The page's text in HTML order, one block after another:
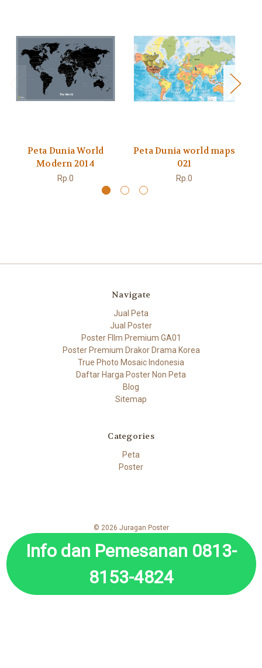
Peta Dunia World
Modern 2014
Rp.0
Peta Dunia world maps
021
Rp.0
Navigate
Jual Peta
Jual Poster
Poster FIlm Premium GA01
Poster Premium Drakor Drama Korea
True Photo Mosaic Indonesia
Daftar Harga Poster Non Peta
Blog
Sitemap
Categories
Peta
Poster
© 2026 Juragan Poster
Info dan Pemesanan 0813-
8153-4824